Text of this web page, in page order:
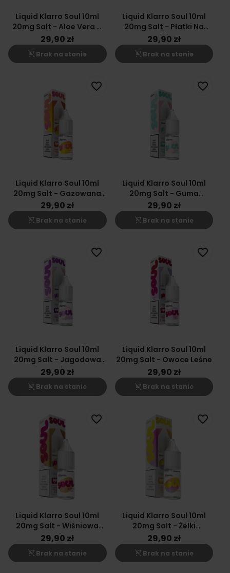
Liquid Klarro Soul 10ml
20mg Salt - Aloe Vera &
Mango
29,90 zł
shopping_cart_off Brak na stanie
Liquid Klarro Soul 10ml
20mg Salt - Płatki Na
Mleku
29,90 zł
shopping_cart_off Brak na stanie
Liquid Klarro Soul 10ml
20mg Salt - Gazowana
Pomarańcza
29,90 zł
shopping_cart_off Brak na stanie
favorite_border
Liquid Klarro Soul 10ml
20mg Salt - Guma
Miętowa
29,90 zł
shopping_cart_off Brak na stanie
favorite_border
Liquid Klarro Soul 10ml
20mg Salt - Jagodowa
Guma Balonowa
29,90 zł
shopping_cart_off Brak na stanie
favorite_border
Liquid Klarro Soul 10ml
20mg Salt - Owoce Leśne
29,90 zł
shopping_cart_off Brak na stanie
favorite_border
Liquid Klarro Soul 10ml
20mg Salt - Wiśniowa
Cola
29,90 zł
shopping_cart_off Brak na stanie
favorite_border
Liquid Klarro Soul 10ml
20mg Salt - Żelki
Cytrynowe
29,90 zł
shopping_cart_off Brak na stanie
favorite_border